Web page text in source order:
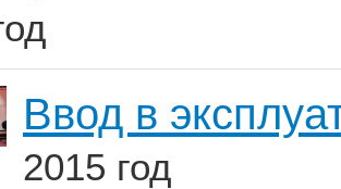
Ввод в
2015 год